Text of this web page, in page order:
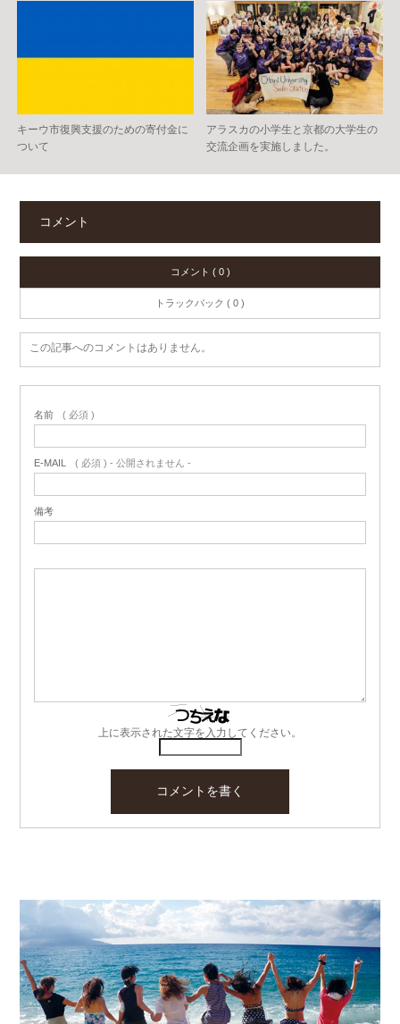
キーウ市復興支援のための寄付金に
ついて
アラスカの小学生と京都の大学生の
交流企画を実施しました。
コメント
コメント ( 0 )
トラックバック ( 0 )
この記事へのコメントはありません。
名前 ( 必須 )
E-MAIL ( 必須 ) - 公開されません -
備考
上に表示された文字を入力してください。